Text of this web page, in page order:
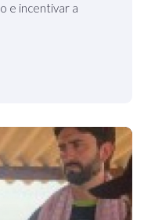
e incentivar a